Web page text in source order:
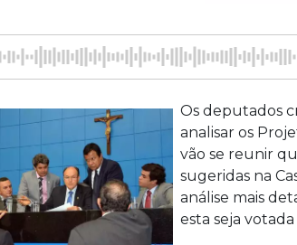
Os deputados
analisar os
vão se reunir
sugeridas na
análise mais
esta seja